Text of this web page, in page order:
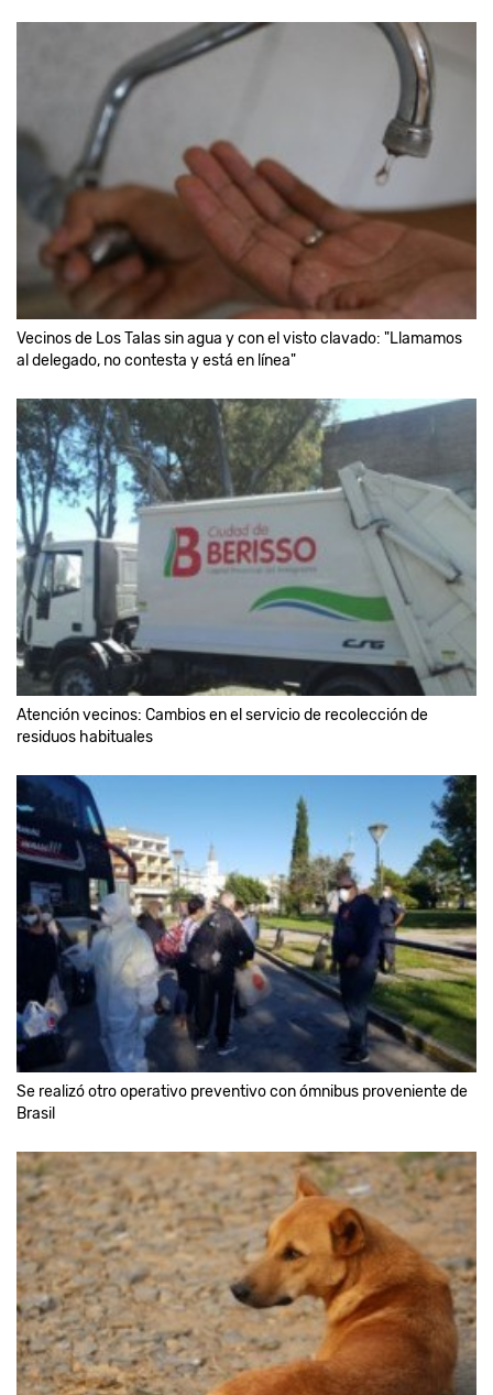
Vecinos de Los Talas sin agua y con el visto clavado: "Llamamos
al delegado, no contesta y está en línea"
Atención vecinos: Cambios en el servicio de recolección de
residuos habituales
Se realizó otro operativo preventivo con ómnibus proveniente de
Brasil